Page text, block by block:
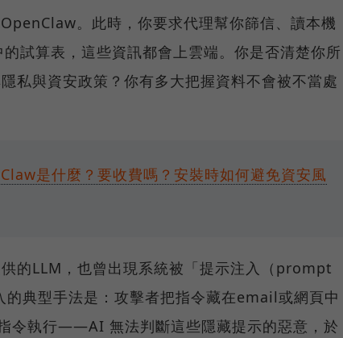
。此時，你要求代理幫你篩信、讀本機
試算表，這些資訊都會上雲端。你是否清楚你所
私與資安政策？你有多大把握資料不會被不當處
是什麼？要收費嗎？安裝時如何避免資安風
的LLM，也曾出現系統被「提示注入（prompt
典型手法是：攻擊者把指令藏在email或網頁中
執行——AI 無法判斷這些隱藏提示的惡意，於